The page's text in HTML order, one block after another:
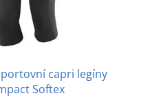
capri legíny
Softex